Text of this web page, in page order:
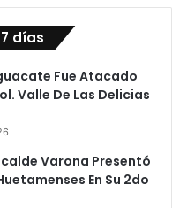
días
Fue Atacado
Valle De Las Delicias
Varona Presentó
En Su 2do